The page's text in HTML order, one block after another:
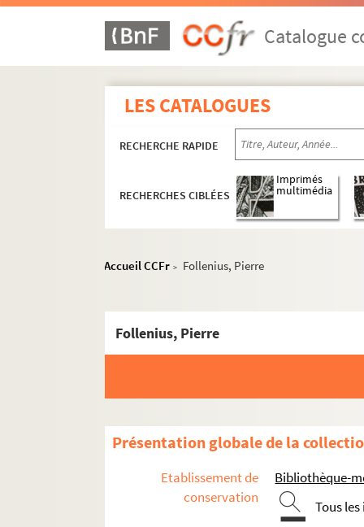
Catalogue
LES CATALOGUES
RECHERCHE RAPIDE
RECHERCHES CIBLÉES
Imprimés
multimédia
Accueil CCFr > Follenius, Pierre
Follenius, Pierre
Présentation globale de la
Etablissement de
conservation
Bibliothèque-
Tous
Ehrenfried Stoeber
Correspondance
Tiroir 1G. Correspondance Auguste
Pochette noté de la main de F.
Bi-Bu
F
1 liste manuscrite de
Falke, Johannes